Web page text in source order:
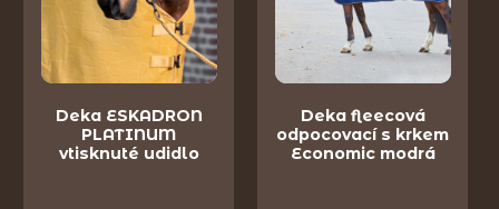
Deka ESKADRON
PLATINUM
vtisknuté udidlo
Deka fleecová
odpocovací s krkem
Economic modrá